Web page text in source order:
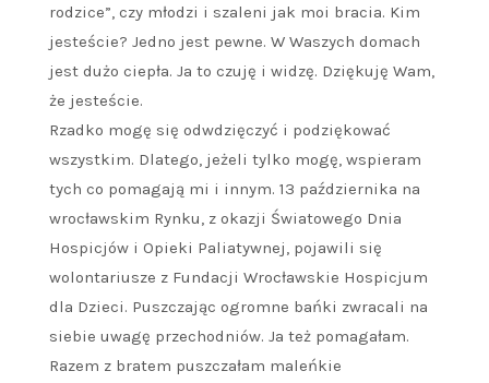
rodzice”, czy młodzi i szaleni jak moi bracia. Kim
jesteście? Jedno jest pewne. W Waszych domach
jest dużo ciepła. Ja to czuję i widzę. Dziękuję Wam,
że jesteście.
Rzadko mogę się odwdzięczyć i podziękować
wszystkim. Dlatego, jeżeli tylko mogę, wspieram
tych co pomagają mi i innym. 13 października na
wrocławskim Rynku, z okazji Światowego Dnia
Hospicjów i Opieki Paliatywnej, pojawili się
wolontariusze z Fundacji Wrocławskie Hospicjum
dla Dzieci. Puszczając ogromne bańki zwracali na
siebie uwagę przechodniów. Ja też pomagałam.
Razem z bratem puszczałam maleńkie